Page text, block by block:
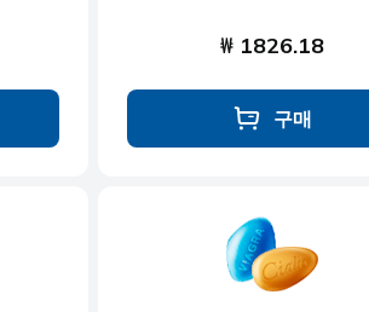
₩ 1826.18
구매